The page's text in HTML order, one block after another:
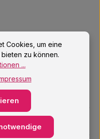
.
Cookies, um eine
zu können.
...